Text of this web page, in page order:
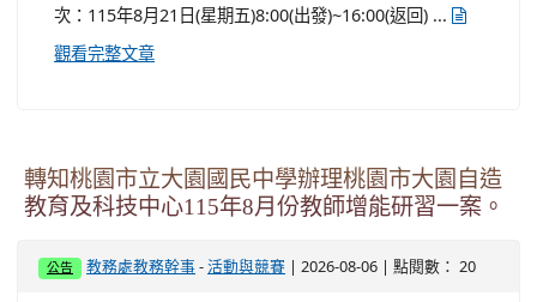
畫)。 (二) 研習日期： １、 寫作測驗：115年10月16日(星
期五)。 ...
觀看完整文章
轉知桃園市政府戶外教育及海洋教育中心辦理
2026年桃園地景藝術節教師研習，請本校教師踴